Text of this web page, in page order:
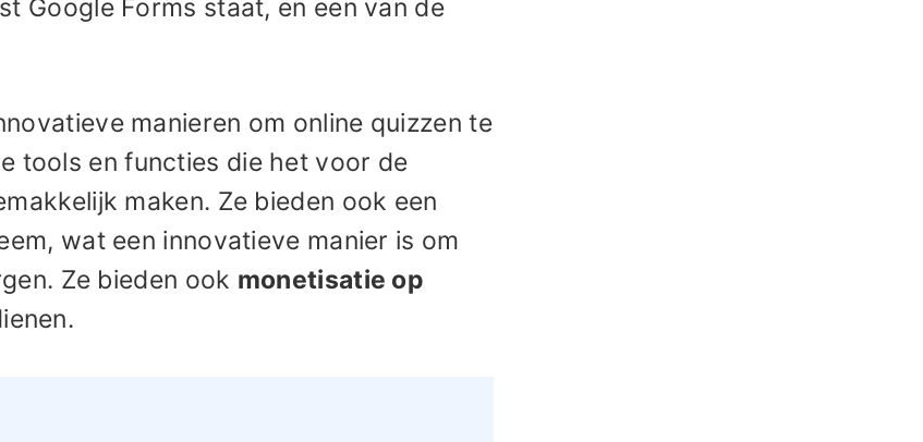
Google Forms staat, en een van de
manieren om online quizzen te
tools en functies die het voor de
maken. Ze bieden ook een
wat een innovatieve manier is om
Ze bieden ook monetisatie op